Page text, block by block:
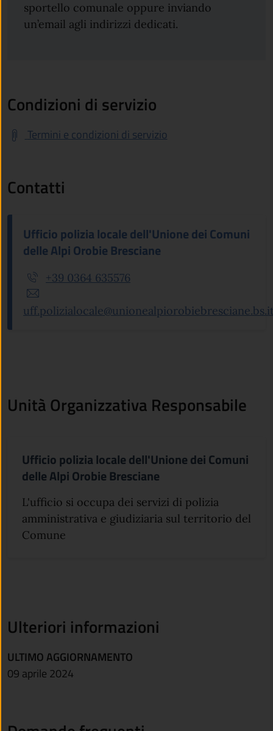
sportello comunale oppure inviando
un’email agli indirizzi dedicati.
Condizioni di servizio
Termini e condizioni di servizio
Contatti
Ufficio polizia locale dell'Unione dei Comuni
delle Alpi Orobie Bresciane
+39 0364 635576
Unità Organizzativa Responsabile
Ufficio polizia locale dell'Unione dei Comuni
delle Alpi Orobie Bresciane
L'ufficio si occupa dei servizi di polizia
amministrativa e giudiziaria sul territorio del
Comune
Ulteriori informazioni
ULTIMO AGGIORNAMENTO
09 aprile 2024